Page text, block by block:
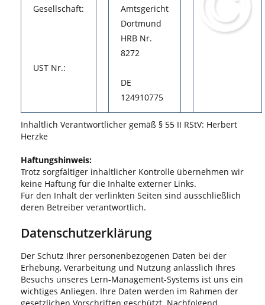
Gesellschaft:
UST Nr.:
Amtsgericht
Dortmund
HRB Nr.
8272
DE
124910775
Inhaltlich Verantwortlicher gemäß § 55 II RStV: Herbert
Herzke
Haftungshinweis:
Trotz sorgfältiger inhaltlicher Kontrolle übernehmen wir
keine Haftung für die Inhalte externer Links.
Für den Inhalt der verlinkten Seiten sind ausschließlich
deren Betreiber verantwortlich.
Datenschutzerklärung
Der Schutz Ihrer personenbezogenen Daten bei der
Erhebung, Verarbeitung und Nutzung anlässlich Ihres
Besuchs unseres Lern-Management-Systems ist uns ein
wichtiges Anliegen. Ihre Daten werden im Rahmen der